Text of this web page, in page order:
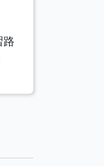
路